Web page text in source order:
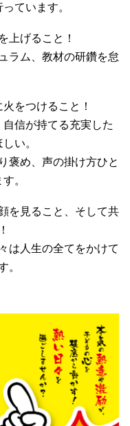
ています。
上げること！
ラム、教材の研鑽を怠
をつけること！
信が持てる充実した
い。
褒め、声の掛け方ひと
。
を見ること、そして共
は人生の全てをかけて
。